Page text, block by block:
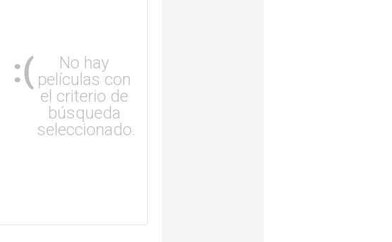
:(
No hay
películas con
el criterio de
búsqueda
seleccionado.